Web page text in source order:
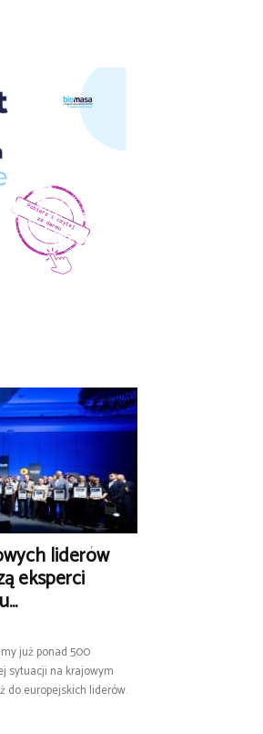
liderów
eksperci
już ponad 500
sytuacji na krajowym
do europejskich liderów.